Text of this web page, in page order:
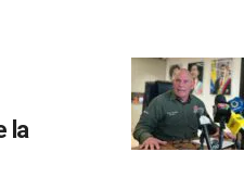
la